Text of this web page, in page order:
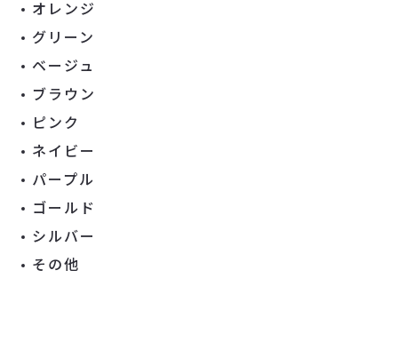
オレンジ
グリーン
ベージュ
ブラウン
ピンク
ネイビー
パープル
ゴールド
シルバー
その他